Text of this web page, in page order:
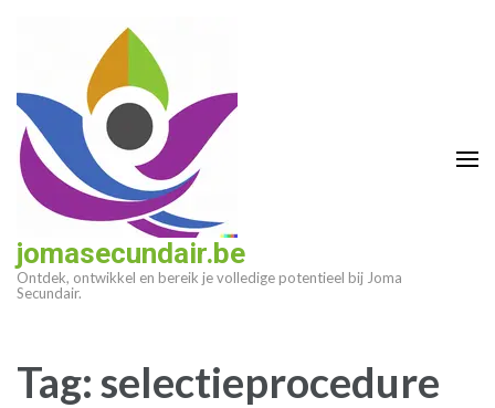
(druk
enter)
jomasecundair.be
Ontdek, ontwikkel en bereik je volledige potentieel bij Joma
Secundair.
Tag:selectieprocedure